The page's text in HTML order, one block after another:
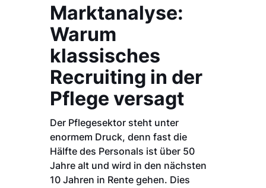
Marktanalyse:
Warum
klassisches
Recruiting in der
Pflege versagt
Der Pflegesektor steht unter
enormem Druck, denn fast die
Hälfte des Personals ist über 50
Jahre alt und wird in den nächsten
10 Jahren in Rente gehen. Dies